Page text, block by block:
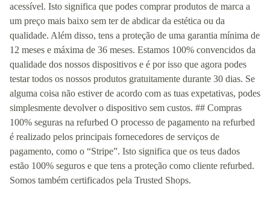
acessível. Isto significa que podes comprar produtos de marca a
um preço mais baixo sem ter de abdicar da estética ou da
qualidade. Além disso, tens a proteção de uma garantia mínima de
12 meses e máxima de 36 meses. Estamos 100% convencidos da
qualidade dos nossos dispositivos e é por isso que agora podes
testar todos os nossos produtos gratuitamente durante 30 dias. Se
alguma coisa não estiver de acordo com as tuas expetativas, podes
simplesmente devolver o dispositivo sem custos. ## Compras
100% seguras na refurbed O processo de pagamento na refurbed
é realizado pelos principais fornecedores de serviços de
pagamento, como o “Stripe”. Isto significa que os teus dados
estão 100% seguros e que tens a proteção como cliente refurbed.
Somos também certificados pela Trusted Shops.